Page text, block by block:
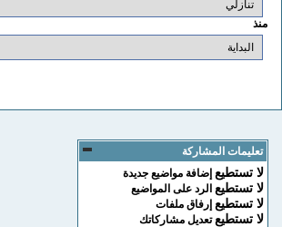
منذ
تعليمات المشاركة
لا تستطيعإضافة مواضيع جديدة
لا تستطيعالرد على المواضيع
لا تستطيعإرفاق ملفات
لا تستطيعتعديل مشاركاتك